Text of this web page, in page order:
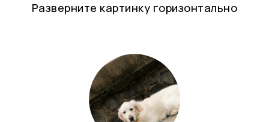
Разверните картинку горизонтально